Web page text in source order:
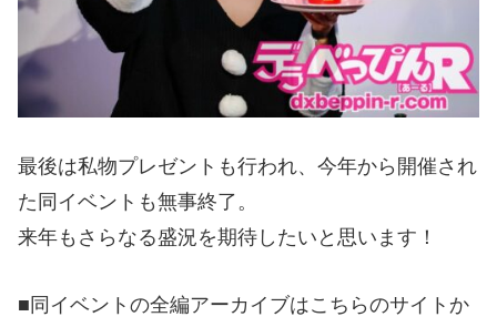
最後は私物プレゼントも行われ、今年から開催され
た同イベントも無事終了。
来年もさらなる盛況を期待したいと思います！
■同イベントの全編アーカイブはこちらのサイトか